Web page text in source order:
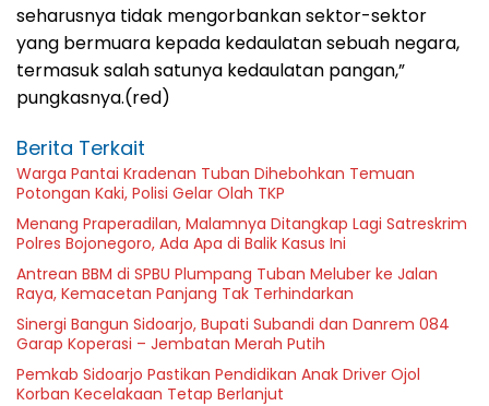
seharusnya tidak mengorbankan sektor-sektor
yang bermuara kepada kedaulatan sebuah negara,
termasuk salah satunya kedaulatan pangan,”
pungkasnya.(red)
Berita Terkait
Warga Pantai Kradenan Tuban Dihebohkan Temuan
Potongan Kaki, Polisi Gelar Olah TKP
Menang Praperadilan, Malamnya Ditangkap Lagi Satreskrim
Polres Bojonegoro, Ada Apa di Balik Kasus Ini
Antrean BBM di SPBU Plumpang Tuban Meluber ke Jalan
Raya, Kemacetan Panjang Tak Terhindarkan
Sinergi Bangun Sidoarjo, Bupati Subandi dan Danrem 084
Garap Koperasi – Jembatan Merah Putih
Pemkab Sidoarjo Pastikan Pendidikan Anak Driver Ojol
Korban Kecelakaan Tetap Berlanjut